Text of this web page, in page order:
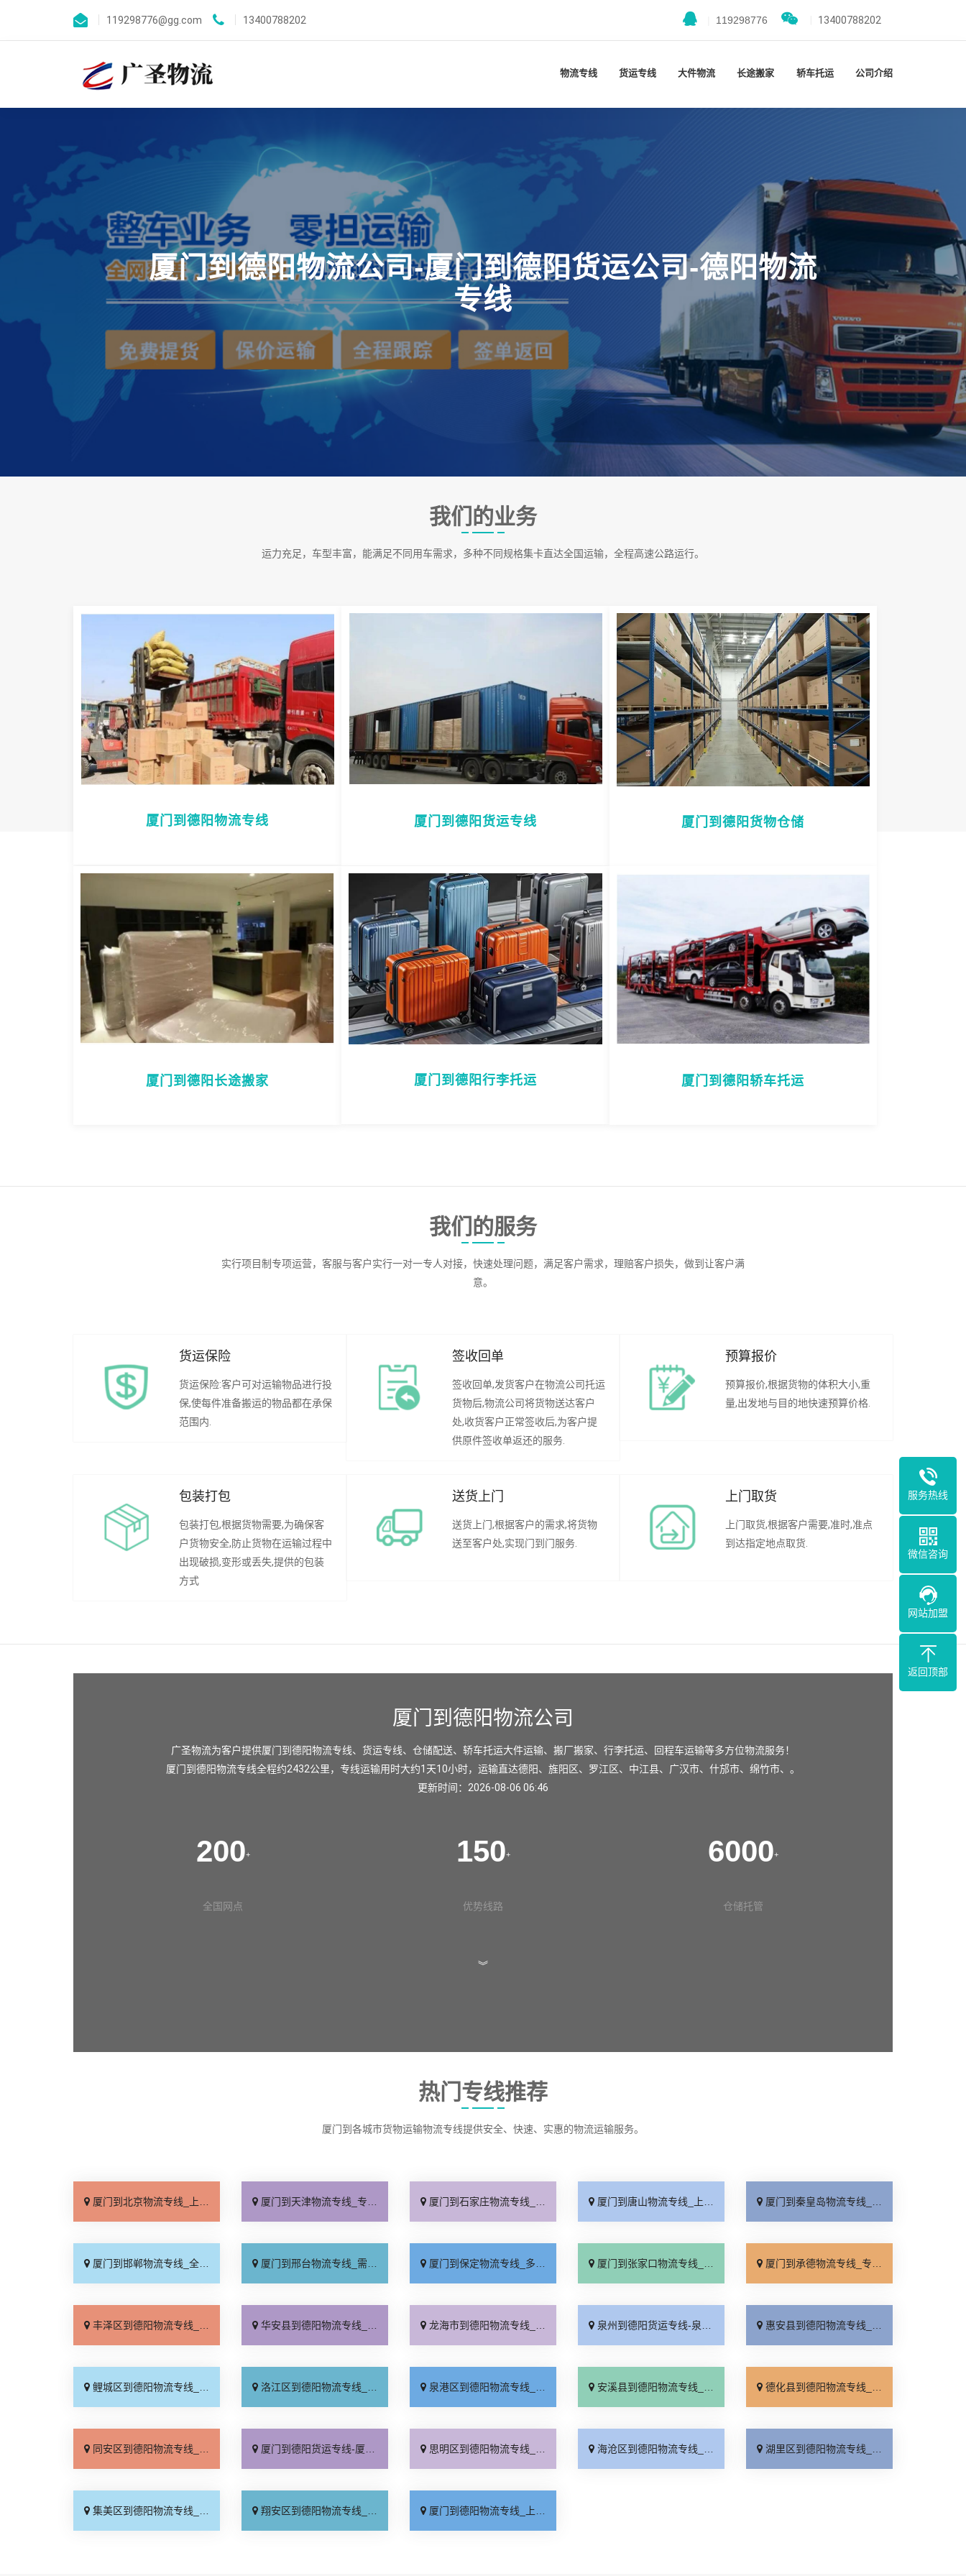
119298776@gg.com 13400788202 119298776 13400788202
物流专线 货运专线 大件物流 长途搬家 轿车托运 公司介绍
厦门到德阳物流公司-厦门到德阳货运公司-德阳物流
专线
我们的业务
运力充足，车型丰富，能满足不同用车需求，多种不同规格集卡直达全国运输，全程高速公路运行。
厦门到德阳物流专线 厦门到德阳货运专线 厦门到德阳货物仓储
厦门到德阳长途搬家 厦门到德阳行李托运 厦门到德阳轿车托运
我们的服务
实行项目制专项运营，客服与客户实行一对一专人对接，快速处理问题，满足客户需求，理赔客户损失，做到让客户满
意。
货运保险
货运保险:客户可对运输物品进行投
保,使每件准备搬运的物品都在承保
范围内.
签收回单
签收回单,发货客户在物流公司托运
货物后,物流公司将货物送达客户
处,收货客户正常签收后,为客户提
供原件签收单返还的服务.
预算报价
预算报价,根据货物的体积大小,重
量,出发地与目的地快速预算价格.
包装打包
包装打包,根据货物需要,为确保客
户货物安全,防止货物在运输过程中
出现破损,变形或丢失,提供的包装
方式
送货上门
送货上门,根据客户的需求,将货物
送至客户处,实现门到门服务.
上门取货
上门取货,根据客户需要,准时,准点
到达指定地点取货.
厦门到德阳物流公司
广圣物流为客户提供厦门到德阳物流专线、货运专线、仓储配送、轿车托运大件运输、搬厂搬家、行李托运、回程车运输等多方位物流服务！
厦门到德阳物流专线全程约2432公里，专线运输用时大约1天10小时，运输直达德阳、 旌阳区、 罗江区、 中江县、 广汉市、 什邡市、 绵竹市、。
更新时间：2026-08-06 06:46
200+
全国网点
150+
优势线路
6000+
仓储托管
︾
热门专线推荐
厦门到各城市货物运输物流专线提供安全、快速、实惠的物流运输服务。
厦门到北京物流专线_上门取件「不随意加价」 厦门到天津物流专线_专线快运「直通专线」 厦门到石家庄物流专线_多久能到「诚信为先」 厦门到唐山物流专线_上门提货「准时准点」 厦门到秦皇岛物流专线_高速快运「整车配货」
厦门到邯郸物流专线_全境到达「无需中转」 厦门到邢台物流专线_需要几天「要多少钱」 厦门到保定物流专线_多少一吨「定点发车」 厦门到张家口物流专线_专线快运「运价查询」 厦门到承德物流专线_专线快运「零担配货」
丰泽区到德阳物流专线_整车配货「服务周到」 华安县到德阳物流专线_一站式托运「准时到货」 龙海市到德阳物流专线_全境到达「送货上门」 泉州到德阳货运专线-泉州到德阳物流公司_高速快运「专业可靠」 惠安县到德阳物流专线_全程定位「要几天到」
鲤城区到德阳物流专线_整车配货「运价实惠」 洛江区到德阳物流专线_快速直达「专业可靠」 泉港区到德阳物流专线_快运直达「价格实惠」 安溪县到德阳物流专线_直达往返「全程直达」 德化县到德阳物流专线_定点发车「要几天到」
同安区到德阳物流专线_放心物流「资质齐全」 厦门到德阳货运专线-厦门到德阳物流公司_快运直达「每日发车」 思明区到德阳物流专线_直达到站「收费标准」 海沧区到德阳物流专线_放心物流「每日发车」 湖里区到德阳物流专线_准时准点「快运直达」
集美区到德阳物流专线_要多少钱「多少公里」 翔安区到德阳物流专线_高效运输「一站式托运」 厦门到德阳物流专线_上门取件「全程定位」
服务热线
微信咨询
网站加盟
返回顶部